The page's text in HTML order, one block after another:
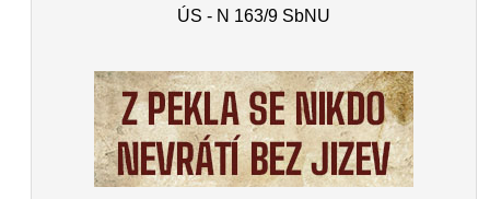
ÚS - N 163/9 SbNU